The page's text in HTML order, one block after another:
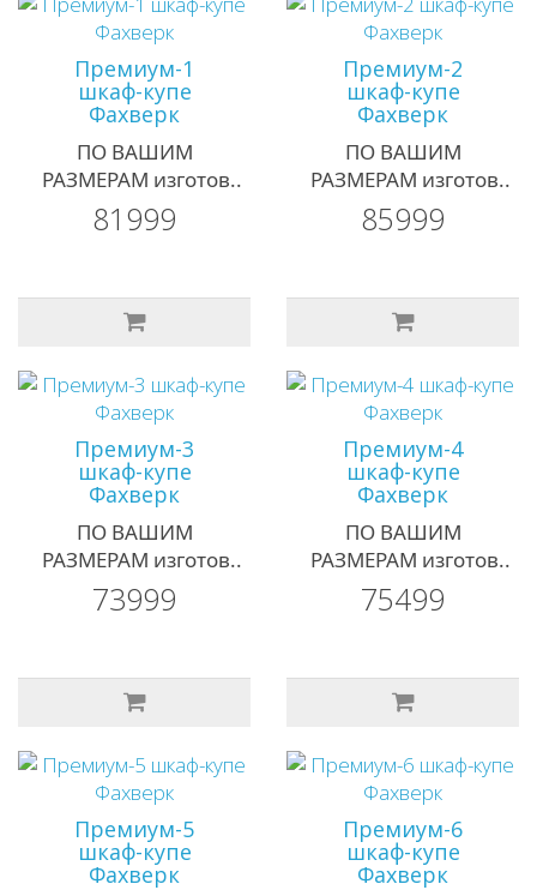
Премиум-1
шкаф-купе
Фахверк
ПО ВАШИМ
РАЗМЕРАМ изготов..
81999
Премиум-2
шкаф-купе
Фахверк
ПО ВАШИМ
РАЗМЕРАМ изготов..
85999
Премиум-3
шкаф-купе
Фахверк
ПО ВАШИМ
РАЗМЕРАМ изготов..
73999
Премиум-4
шкаф-купе
Фахверк
ПО ВАШИМ
РАЗМЕРАМ изготов..
75499
Премиум-5
шкаф-купе
Фахверк
Премиум-6
шкаф-купе
Фахверк